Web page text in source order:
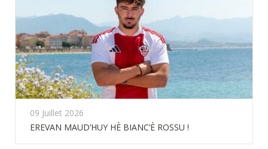
09 Juillet 2026
EREVAN MAUD’HUY HÈ BIANC’È ROSSU !